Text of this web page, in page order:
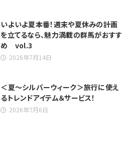
いよいよ夏本番！週末や夏休みの計画
を立てるなら、魅力満載の群馬がおすす
め vol.3
2026年7月14日
＜夏～シルバーウィーク＞旅行に使え
るトレンドアイテム＆サービス！
2026年7月6日